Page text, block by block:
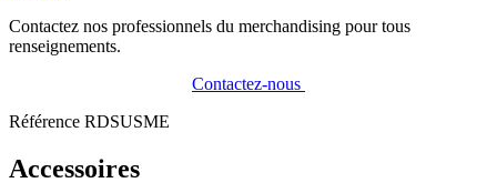
Contactez nos professionnels du merchandising pour tous
renseignements.
Contactez-nous
Référence RDSUSME
Accessoires